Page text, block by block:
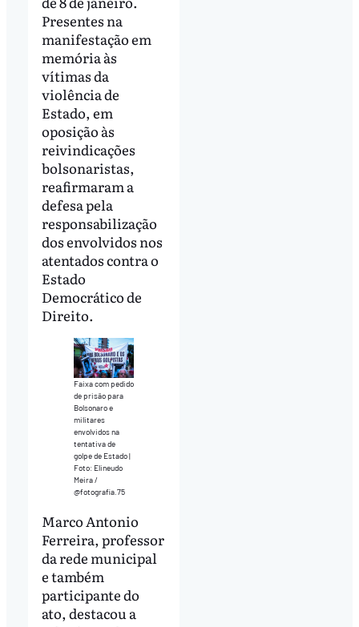
Presentes na
manifestação em
memória às
vítimas da
violência de
Estado, em
oposição às
reivindicações
bolsonaristas,
reafirmaram a
defesa pela
responsabilização
dos envolvidos nos
atentados contra o
Estado
Democrático de
Direito.
Faixa com pedido
de prisão para
Bolsonaro e
militares
envolvidos na
tentativa de
golpe de Estado |
Foto: Elineudo
Meira /
@fotografia.75
Marco Antonio
Ferreira, professor
da rede municipal
e também
participante do
ato, destacou a